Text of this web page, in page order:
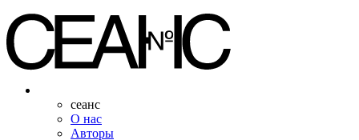
сеанс
О нас
Авторы